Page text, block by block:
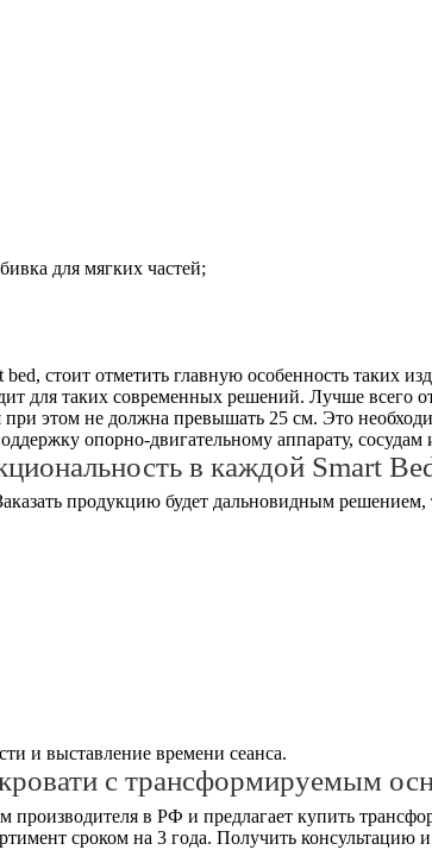
для мягких частей;
стоит отметить главную особенность таких
для таких современных решений. Лучше всего
этом не должна превышать 25 см. Это
опорно-двигательному аппарату, сосудам
в каждой Smart
продукцию будет дальновидным
и выставление времени сеанса.
с трансформируемым
производителя в РФ и предлагает купить
сроком на 3 года. Получить